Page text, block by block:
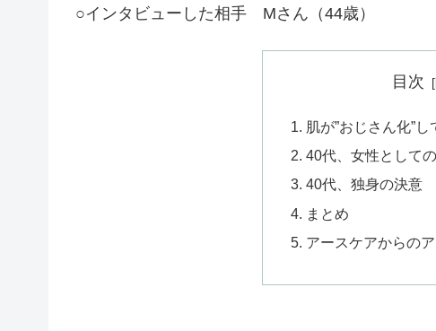
○インタビューした相手 Mさん（44歳）
目次
肌が”おじさん化”し
40代、女性として
40代、独身の決意
まとめ
アースケアからの